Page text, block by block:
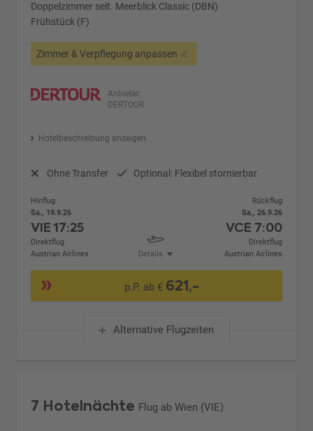
Doppelzimmer seit. Meerblick Classic (DBN)
Frühstück (F)
Zimmer & Verpflegung anpassen
Anbieter:
DERTOUR
Hotelbeschreibung anzeigen
Ohne Transfer Optional: Flexibel stornierbar
Hinflug
Sa., 19.9.26
VIE17:25
Direktflug
Austrian Airlines
Details
Rückflug
Sa., 26.9.26
VCE 7:00
Direktflug
Austrian Airlines
p.P. ab € 621,-
Alternative Flugzeiten
7 Hotelnächte Flug ab Wien (VIE)